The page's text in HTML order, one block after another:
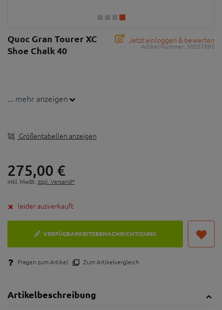
Jetzt einloggen & bewerten
Artikel-Nummer: 50057895
Quoc Gran Tourer XC
Shoe Chalk 40
... mehr anzeigen
Größentabellen anzeigen
275,00 €
inkl. MwSt. zzgl. Versand*
leider ausverkauft
VERFÜGBARKEITSBENACHRICHTIGUNG
Fragen zum Artikel Zum Artikelvergleich
Artikelbeschreibung